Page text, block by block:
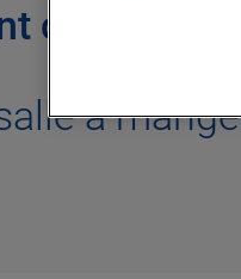
choisir le
à